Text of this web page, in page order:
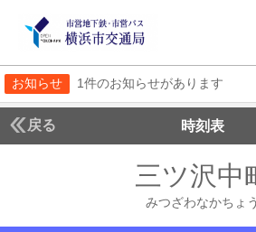
お知らせ 1件のお知らせがあります
戻る 時刻表
三ツ沢中
みつざわなかちょう